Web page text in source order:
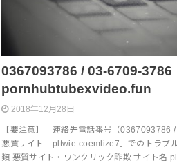
0367093786 / 03-6709-
pornhubtubexvideo.fun
2018年12月28日
【要注意】 連絡先電話番号（0367093786
悪質サイト「pltwie-coemlize7」でのトラブ
類 悪質サイト・ワンクリック詐欺 サイト名